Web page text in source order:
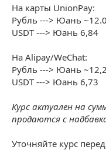
На карты UnionPay:
Рубль ---> Юань
USDT ---> Юань 6,84
На Alipay/WeChat:
Рубль ---> Юань
USDT ---> Юань 6,73
Курс актуален на
продаются с
Уточняйте курс